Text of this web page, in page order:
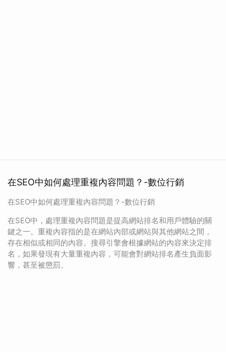
在SEO中如何處理重複內容問題？-數位行銷
在SEO中如何處理重複內容問題？-數位行銷
在SEO中，處理重複內容問題是提高網站排名和用戶體驗的關
鍵之一。重複內容指的是在網站內部或網站與其他網站之間，
存在相似或相同的內容。搜尋引擎會根據網站的內容來決定排
名，如果發現有大量重複內容，可能會對網站排名產生負面影
響，甚至被懲罰。